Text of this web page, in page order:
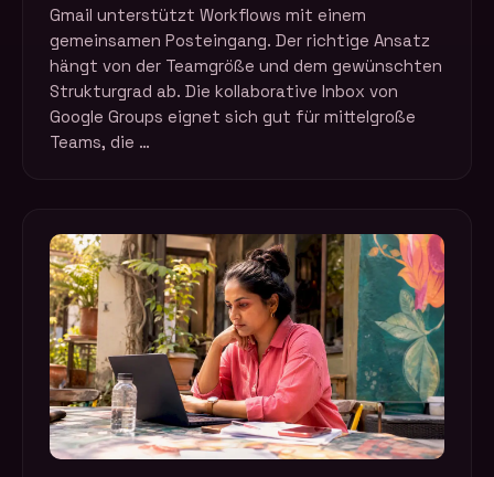
Gmail unterstützt Workflows mit einem
gemeinsamen Posteingang. Der richtige Ansatz
hängt von der Teamgröße und dem gewünschten
Strukturgrad ab. Die kollaborative Inbox von
Google Groups eignet sich gut für mittelgroße
Teams, die …